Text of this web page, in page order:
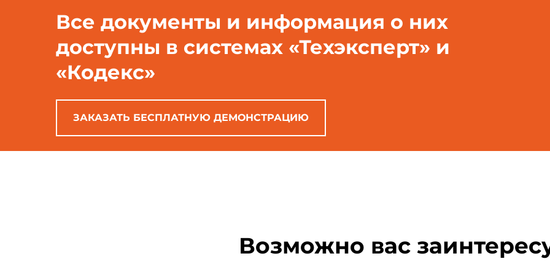
Все документы и информация о них
доступны в системах «Техэксперт» и
«Кодекс»
ЗАКАЗАТЬ БЕСПЛАТНУЮ ДЕМОНСТРАЦИЮ
Возможно вас